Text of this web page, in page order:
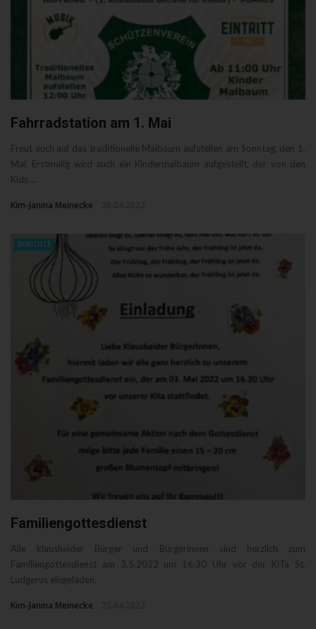
Fahrradstation am 1. Mai
Freut euch auf das traditionelle Maibaum aufstellen am Sonntag, den 1.
Mai. Erstmalig wird auch ein Kindermaibaum aufgestellt, der von den
Kids ...
Kim-Janina Meinecke
BERICHTE
Familiengottesdienst
Alle klausheider Bürger und Bürgerinnen sind herzlich zum
Familiengottesdienst am 3.5.2022 um 16:30 Uhr vor der KiTa St.
Ludgerus eingeladen.
Kim-Janina Meinecke